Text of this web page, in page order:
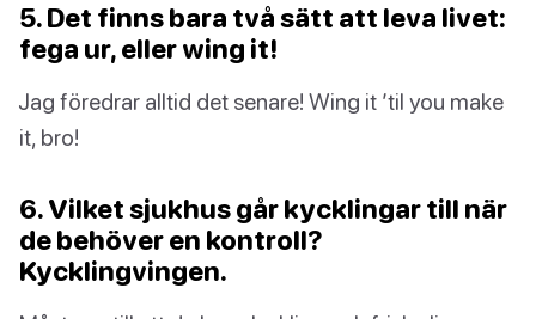
5. Det finns bara två sätt att leva livet:
fega ur, eller wing it!
Jag föredrar alltid det senare! Wing it ’til you make
it, bro!
6. Vilket sjukhus går kycklingar till när
de behöver en kontroll?
Kycklingvingen.